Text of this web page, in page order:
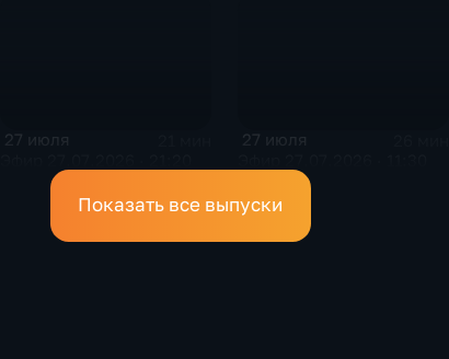
27 июля 27 июля
Показать все выпуски